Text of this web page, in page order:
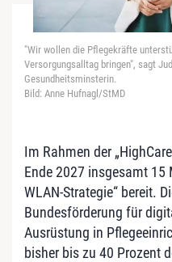
"Wir wollen die Pflegekräfte
Versorgungsalltag bringen", sagt
Gesundheitsminsterin.
Bild: Anne Hufnagl/StMD
Im Rahmen der
Ende 2027 insgesamt 15
WLAN-Strategie“ bereit.
Bundesförderung für
Ausrüstung in
bisher bis zu 40 Prozent